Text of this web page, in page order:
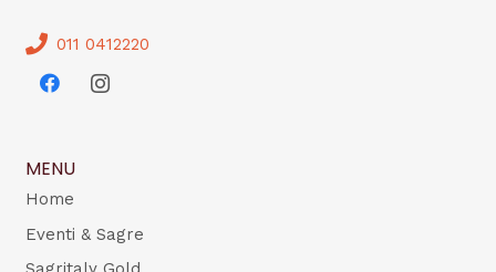
011 0412220
MENU
Home
Eventi & Sagre